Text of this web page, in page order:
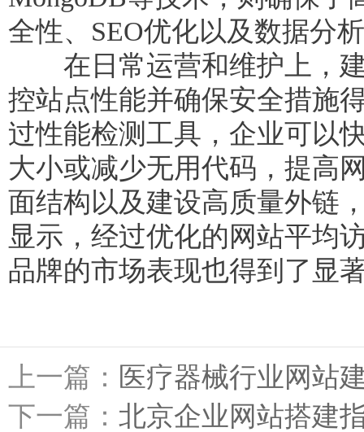
全性、SEO优化以及数据分
在日常运营和维护上，建
控站点性能并确保安全措施
过性能检测工具，企业可以
大小或减少无用代码，提高
面结构以及建设高质量外链
显示，经过优化的网站平均
品牌的市场表现也得到了显
上一篇： 医疗器械行业网站
下一篇： 北京企业网站搭建